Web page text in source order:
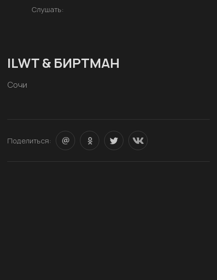
Слушать:
ILWT & БИРТМАН
Сочи
Поделиться: